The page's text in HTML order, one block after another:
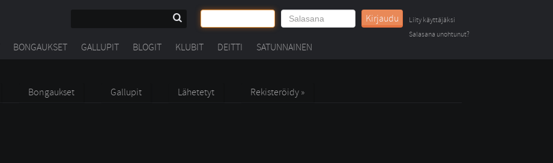
Kirjaudu
Liity käyttäjäksi
Salasana unohtunut?
BONGAUKSET GALLUPIT BLOGIT KLUBIT DEITTI SATUNNAINEN
Bongaukset Gallupit Lähetetyt Rekisteröidy »